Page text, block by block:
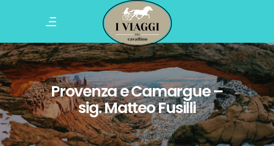
Provenza e Camargue –
sig. Matteo Fusilli